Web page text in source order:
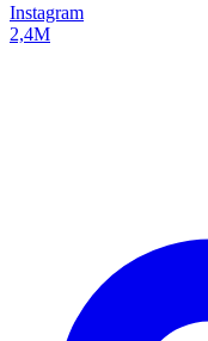
Instagram
2,4M